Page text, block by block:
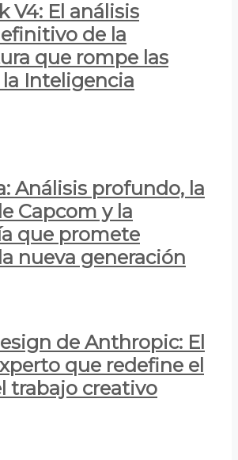
V4: El análisis
de la
que rompe las
la Inteligencia
Análisis profundo, la
Capcom y la
que promete
nueva generación
de Anthropic: El
que redefine el
trabajo creativo